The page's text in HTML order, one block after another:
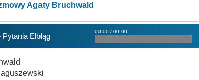
Agaty Bruchwald
Pytania Elbląg
00:00 / 00:00